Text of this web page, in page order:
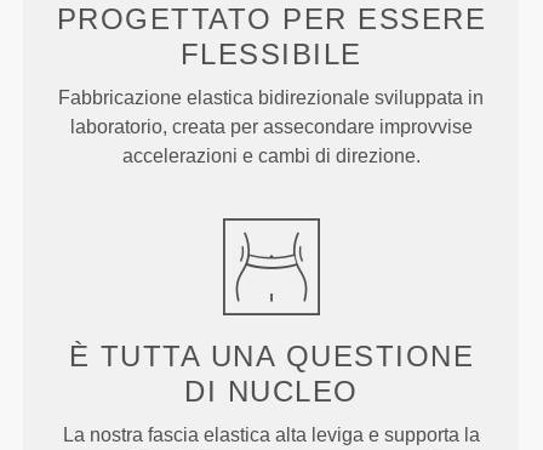
PROGETTATO PER ESSERE
FLESSIBILE
Fabbricazione elastica bidirezionale sviluppata in
laboratorio, creata per assecondare improvvise
accelerazioni e cambi di direzione.
È TUTTA UNA QUESTIONE
DI NUCLEO
La nostra fascia elastica alta leviga e supporta la